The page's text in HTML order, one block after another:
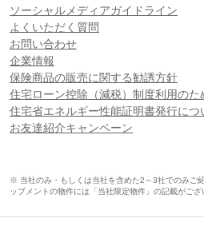
ソーシャルメディアガイドライン
よくいただく質問
お問い合わせ
企業情報
保険商品の販売に関する勧誘方針
住宅ローン控除（減税）制度利用のた
住宅省エネルギー性能証明書発行につ
お友達紹介キャンペーン
※ 当社のみ・もしくは当社を含めた2～3社でのみご
ップメントの物件には「当社限定物件」の記載がござ